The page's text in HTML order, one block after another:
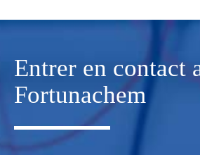
Entrer en contact
Fortunachem